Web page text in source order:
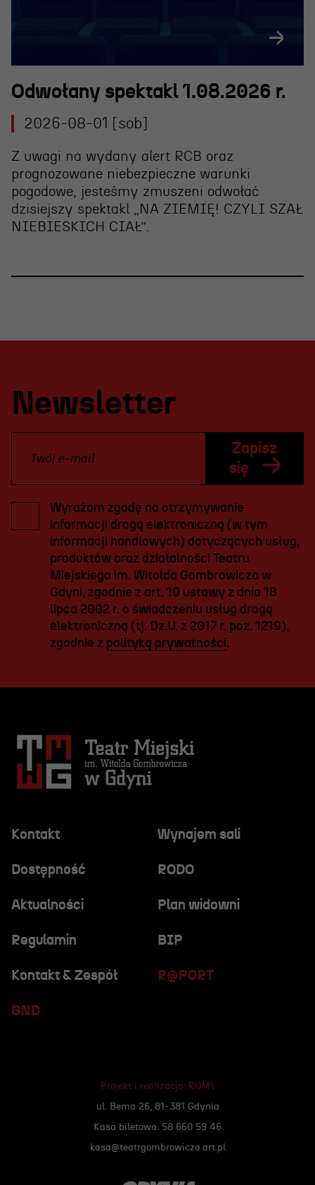
Odwołany spektakl 1.08.2026 r.
2026-08-01 [sob]
Z uwagi na wydany alert RCB oraz
prognozowane niebezpieczne warunki
pogodowe, jesteśmy zmuszeni odwołać
dzisiejszy spektakl „NA ZIEMIĘ! CZYLI SZAŁ
NIEBIESKICH CIAŁ”.
Newsletter
Zapisz
się
Wyrażam zgodę na otrzymywanie
informacji drogą elektroniczną (w tym
informacji handlowych) dotyczących usług,
produktów oraz działalności Teatru
Miejskiego im. Witolda Gombrowicza w
Gdyni, zgodnie z art. 10 ustawy z dnia 18
lipca 2002 r. o świadczeniu usług drogą
elektroniczną (tj. Dz.U. z 2017 r. poz. 1219),
zgodnie z polityką prywatności.
Kontakt Wynajem sali
Dostępność RODO
R@PORT
Aktualności Plan widowni
Regulamin BIP
GND
Kontakt & Zespół
Projekt i realizacja: ROM1
ul. Bema 26, 81-381 Gdynia
Kasa biletowa: 58 660 59 46
kasa@teatrgombrowicza.art.pl